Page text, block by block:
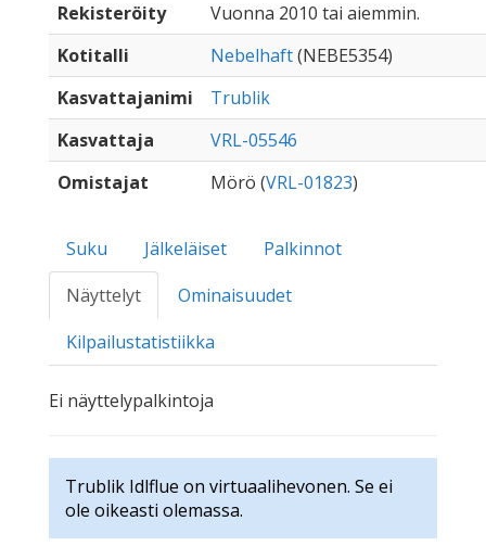
Rekisteröity
Vuonna 2010 tai aiemmin.
Kotitalli
Nebelhaft(NEBE5354)
Kasvattajanimi
Trublik
Kasvattaja
VRL-05546
Omistajat
Mörö (VRL-01823)
Suku Jälkeläiset
Palkinnot
Näyttelyt
Ominaisuudet
Kilpailustatistiikka
Ei näyttelypalkintoja
Trublik Idlflue on virtuaalihevonen. Se ei
ole oikeasti olemassa.